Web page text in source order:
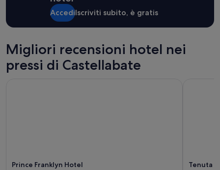
a
p
a
AccediIscriviti subito, è gratis
Migliori recensioni hotel nei
pressi di Castellabate
Prince Franklyn Hotel Tenuta